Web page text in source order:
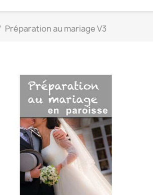
Préparation au mariage V3